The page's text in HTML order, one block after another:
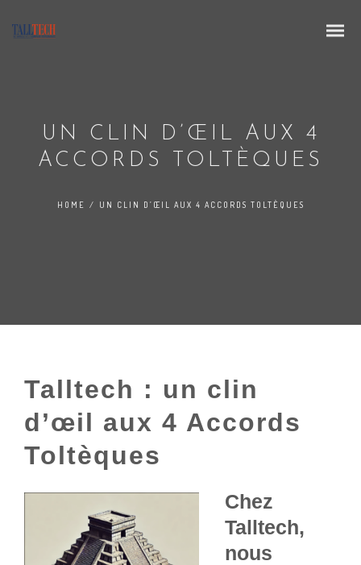
UN CLIN D’ŒIL AUX 4
ACCORDS TOLTÈQUES
HOME / UN CLIN D’ŒIL AUX 4 ACCORDS TOLTÈQUES
Talltech : un clin
d’œil aux 4 Accords
Toltèques
Chez
Talltech,
nous